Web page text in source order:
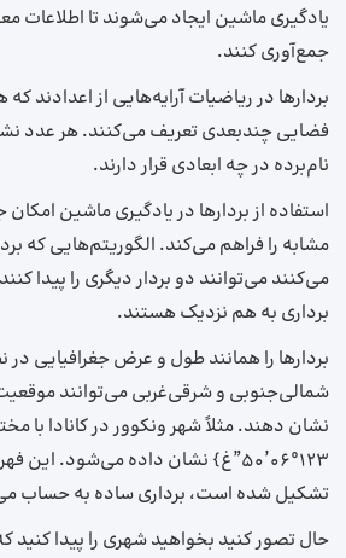
یادگیری ماشین ایجاد می‌شوند تا اطلاعات
جمع‌آوری کنند.
بردارها در ریاضیات آرایه‌هایی از اعدادند
فضایی چندبعدی تعریف می‌کنند. هر عدد
نام‌برده در چه ابعادی قرار دارند.
استفاده از بردارها در یادگیری ماشین
مشابه را فراهم می‌کند. الگوریتم‌هایی که
می‌کنند می‌توانند دو بردار دیگری را پیدا
برداری به هم نزدیک هستند.
بردارها را همانند طول و عرض جغرافیایی در
شمالی‌جنوبی و شرقی‌غربی می‌توانند
۱۲۳°۰۶’۵۰”غ} نشان داده می‌شود.
تشکیل شده است، برداری ساده به حساب
حال تصور کنید بخواهید شهری را پیدا کنید